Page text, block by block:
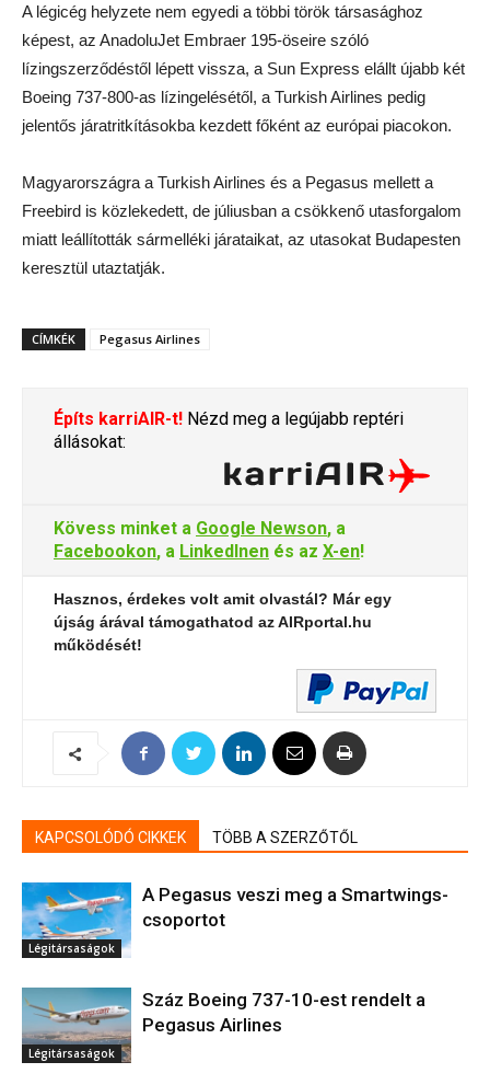
A légicég helyzete nem egyedi a többi török társasághoz
képest, az AnadoluJet Embraer 195-öseire szóló
lízingszerződéstől lépett vissza, a Sun Express elállt újabb két
Boeing 737-800-as lízingelésétől, a Turkish Airlines pedig
jelentős járatritkításokba kezdett főként az európai piacokon.
Magyarországra a Turkish Airlines és a Pegasus mellett a
Freebird is közlekedett, de júliusban a csökkenő utasforgalom
miatt leállították sármelléki járataikat, az utasokat Budapesten
keresztül utaztatják.
CÍMKÉK Pegasus Airlines
Építs karriAIR-t! Nézd meg a legújabb reptéri
állásokat:
Kövess minket a Google Newson, a
Facebookon, a LinkedInen és az X-en!
Hasznos, érdekes volt amit olvastál? Már egy
újság árával támogathatod az AIRportal.hu
működését!
KAPCSOLÓDÓ CIKKEK TÖBB A SZERZŐTŐL
Légitársaságok
A Pegasus veszi meg a Smartwings-
csoportot
Légitársaságok
Száz Boeing 737-10-est rendelt a
Pegasus Airlines